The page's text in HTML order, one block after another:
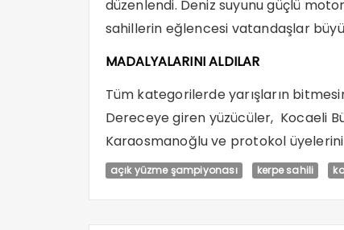
düzenlendi. Deniz suyunu güçlü
sahillerin eğlencesi vatandaşlar
MADALYALARINI ALDILAR
Tüm kategorilerde yarışların
Dereceyegiren yüzücüler, Kocaeli
Karaosmanoğlu ve protokol
açık yüzme şampiyonası kerpe sahili